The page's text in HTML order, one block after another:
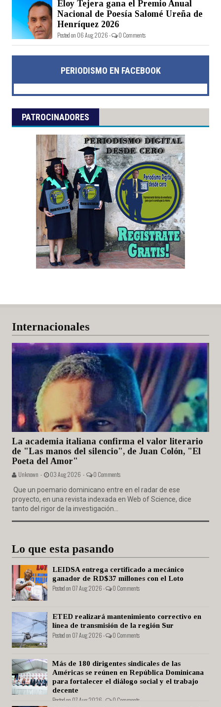
Eloy Tejera gana el Premio Anual
Nacional de Poesía Salomé Ureña de
Henríquez 2026
Posted on 06 Aug 2026 - 0 Comments
PERIODISMO EN FACEBOOK
PATROCINADORES
Internacionales
La academia italiana confirma el valor literario
de "Las manos del silencio", de Juan Colón, "El
Poeta del Amor"
Unknown - 03 Aug 2026 - 0 Comments
Que un poemario dominicano entre en el radar de ese
proyecto, en una revista indexada en Web of Science, dice
tanto del rigor de la investigación...
Lo que esta pasando
LEIDSA entrega certificado a mecánico
ganador de RD$37 millones con el Loto
Posted on 07 Aug 2026 - 0 Comments
ETED realizará mantenimiento correctivo en
línea de transmisión de la región Sur
Posted on 07 Aug 2026 - 0 Comments
Más de 180 dirigentes sindicales de las
Américas se reúnen en República Dominicana
para fortalecer el diálogo social y el trabajo
decente
Posted on 07 Aug 2026 - 0 Comments